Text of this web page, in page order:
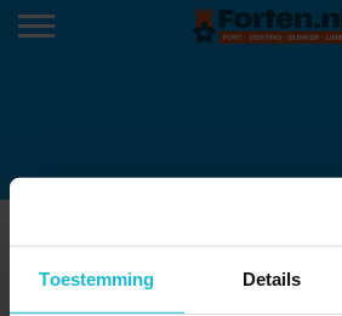
Toestemming Details
570×410